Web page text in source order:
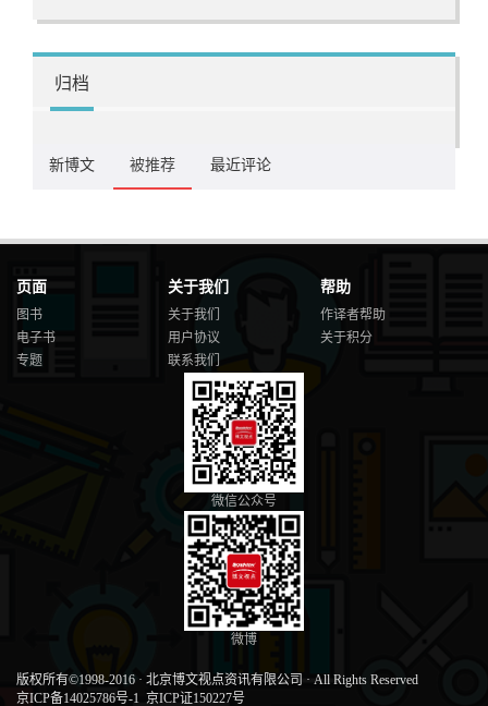
归档
新博文 被推荐 最近评论
页面
图书
电子书
专题
关于我们
关于我们
用户协议
联系我们
帮助
作译者帮助
关于积分
微信公众号
微博
版权所有©1998-2016 · 北京博文视点资讯有限公司 · All Rights Reserved
京ICP备14025786号-1 京ICP证150227号